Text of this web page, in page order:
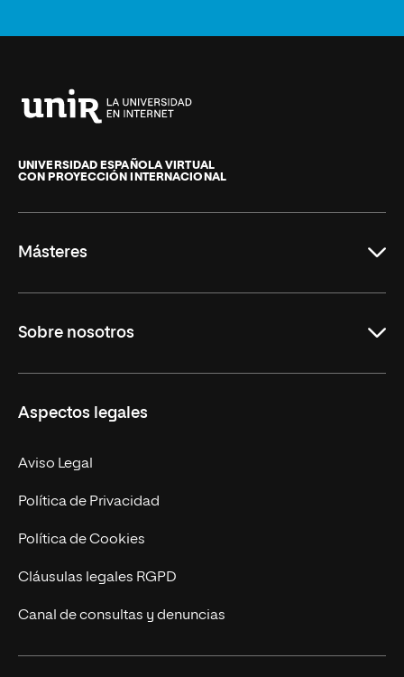
de
La
UNIVERSIDAD ESPAÑOLA VIRTUAL
CON PROYECCIÓN INTERNACIONAL
Másteres
Derecho
Empresa
MBA
Marketing y Comunicación
Ingeniería
Diseño
Ciencias de la Salud
Sobre nosotros
Nuestro Equipo
Contacto
Aspectos legales
Aviso Legal
Política de Privacidad
Política de Cookies
Cláusulas legales RGPD
Canal de consultas y denuncias